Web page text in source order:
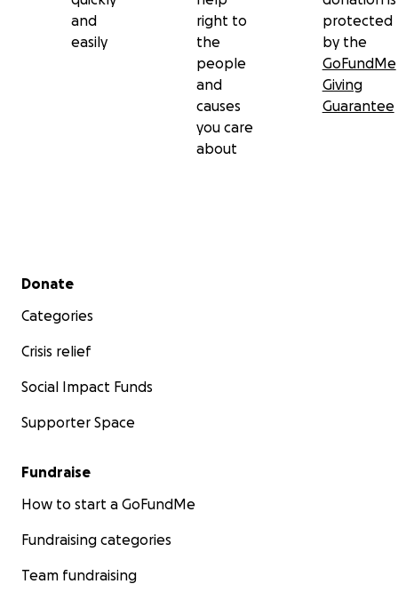
and
easily
right to
the
people
and
causes
you care
about
protected
by the
GoFundMe
Giving
Guarantee
Secondary menu
Donate
Categories
Crisis relief
Social Impact Funds
Supporter Space
Fundraise
How to start a GoFundMe
Fundraising categories
Team fundraising